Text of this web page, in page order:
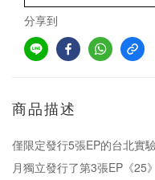
分享到
商品描述
僅限定發行5張EP的台北實
月獨立發行了第3張EP《25